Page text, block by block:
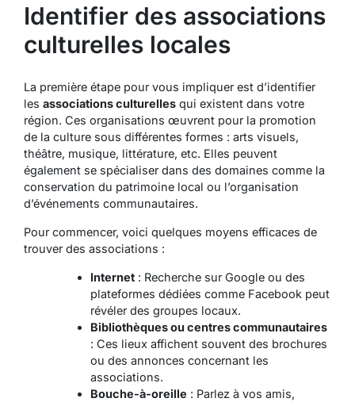
Identifier des associations
culturelles locales
La première étape pour vous impliquer est d’identifier
les associations culturelles qui existent dans votre
région. Ces organisations œuvrent pour la promotion
de la culture sous différentes formes : arts visuels,
théâtre, musique, littérature, etc. Elles peuvent
également se spécialiser dans des domaines comme la
conservation du patrimoine local ou l’organisation
d’événements communautaires.
Pour commencer, voici quelques moyens efficaces de
trouver des associations :
Internet: Recherche sur Google ou des
plateformes dédiées comme Facebook peut
révéler des groupes locaux.
Bibliothèques ou centres communautaires
: Ces lieux affichent souvent des brochures
ou des annonces concernant les
associations.
Bouche-à-oreille : Parlez à vos amis,